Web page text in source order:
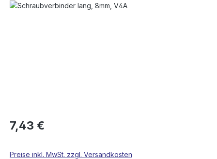
Bildergalerie überspringen
7,43 €
Preise inkl. MwSt. zzgl. Versandkosten